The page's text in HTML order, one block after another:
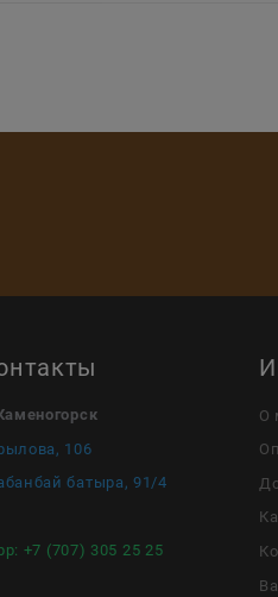
106
батыра, 91/4
+7 (707) 305 25 25
О